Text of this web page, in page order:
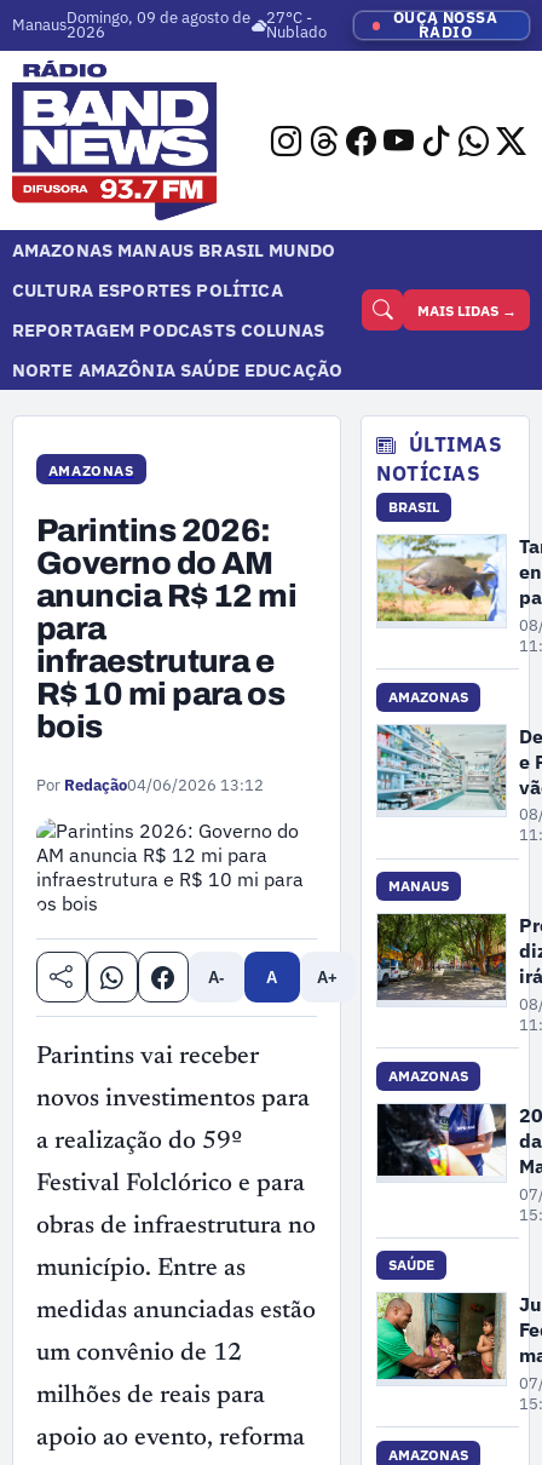
ManausDomingo, 09 de agosto de
2026
27°C -
Nublado
OUÇA NOSSA
RÁDIO
AMAZONAS MANAUS BRASIL MUNDO
CULTURA ESPORTES POLÍTICA
REPORTAGEM PODCASTS COLUNAS
NORTE AMAZÔNIA SAÚDE EDUCAÇÃO
MAIS LIDAS →
AMAZONAS
Parintins 2026:
Governo do AM
anuncia R$ 12 mi
para
infraestrutura e
R$ 10 mi para os
bois
Por Redação04/06/2026 13:12
A- A A+
Parintins vai receber
novos investimentos para
a realização do 59º
Festival Folclórico e para
obras de infraestrutura no
município. Entre as
medidas anunciadas estão
um convênio de 12
milhões de reais para
apoio ao evento, reforma
ÚLTIMAS
NOTÍCIAS
BRASIL
de
do
AMAZONAS
e
e
MANAUS
irá
AMAZONAS
de
SAÚDE
AMAZONAS